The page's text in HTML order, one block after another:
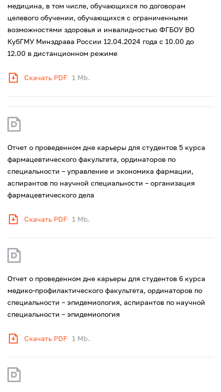
медицина, в том числе, обучающихся по договорам
целевого обучении, обучающихся с ограниченными
возможностями здоровья и инвалидностью ФГБОУ ВО
КубГМУ Минздрава России 12.04.2024 года с 10.00 до
12.00 в дистанционном режиме
Скачать PDF 1 Mb.
Отчет о проведенном дне карьеры для студентов 5 курса
фармацевтического факультета, ординаторов по
специальности – управление и экономика фармации,
аспирантов по научной специальности – организация
фармацевтического дела
Скачать PDF 1 Mb.
Отчет о проведенном дне карьеры для студентов 6 курса
медико-профилактического факультета, ординаторов по
специальности – эпидемиология, аспирантов по научной
специальности – эпидемиология
Скачать PDF 1 Mb.